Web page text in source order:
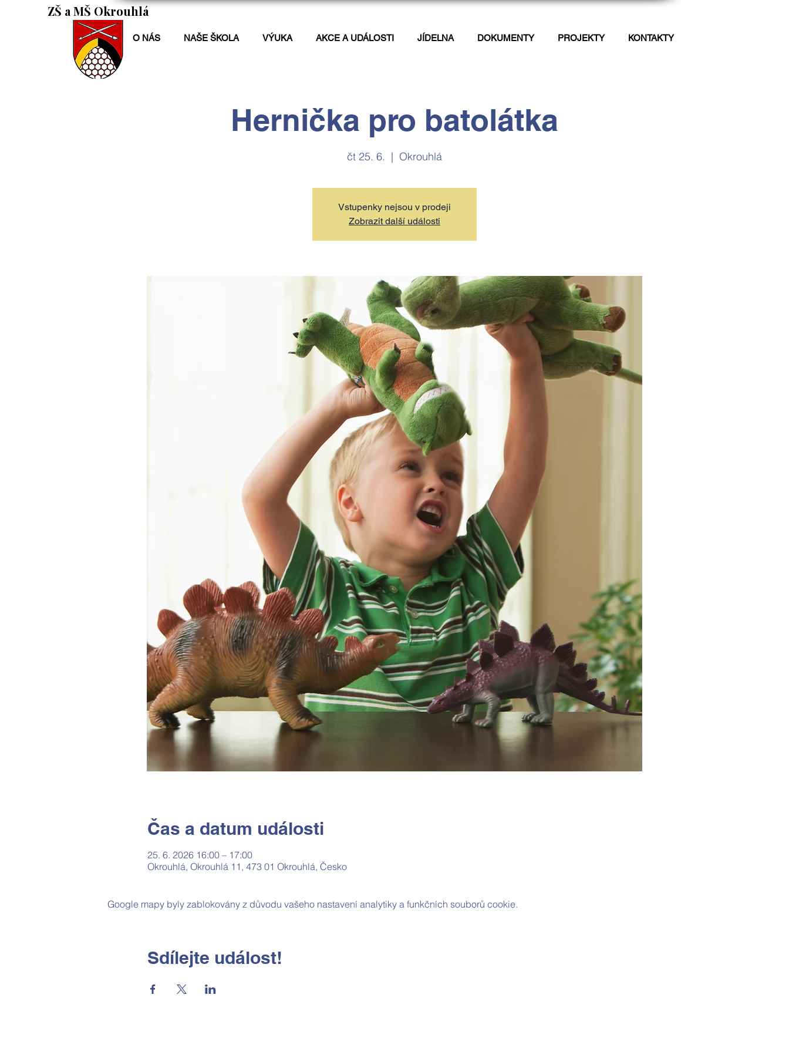
ZŠ a MŠ Okrouhlá
O NÁS NAŠE ŠKOLA VÝUKA AKCE A UDÁLOSTI JÍDELNA DOKUMENTY PROJEKTY KONTAKTY
Hernička pro batolátka
čt 25. 6.
  |
Okrouhlá
Vstupenky nejsou v prodeji
Zobrazit další události
Čas a datum události
25. 6. 2026 16:00 – 17:00
Okrouhlá, Okrouhlá 11, 473 01 Okrouhlá, Česko
Google mapy byly zablokovány z důvodu vašeho nastavení analytiky a funkčních souborů cookie.
Sdílejte událost!